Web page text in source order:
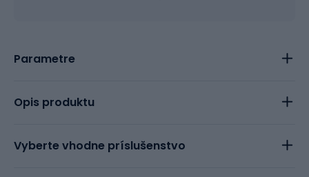
Parametre
Opis produktu
Vyberte vhodne príslušenstvo